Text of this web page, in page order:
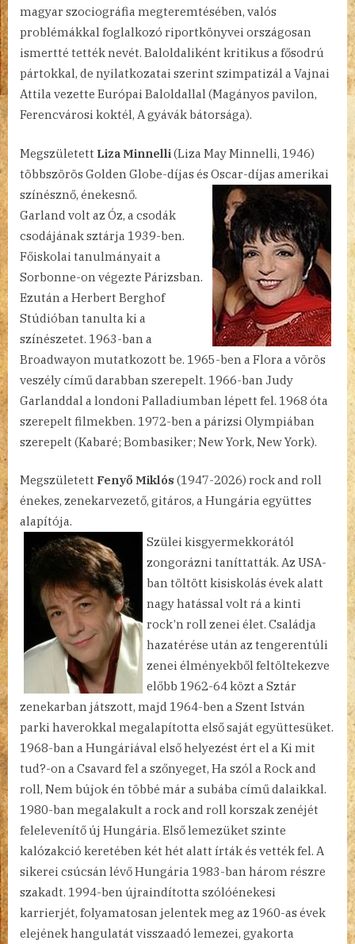
magyar szociográfia megteremtésében, valós
problémákkal foglalkozó riportkönyvei országosan
ismertté tették nevét. Baloldaliként kritikus a fősodrú
pártokkal, de nyilatkozatai szerint szimpatizál a Vajnai
Attila vezette Európai Baloldallal (Magányos pavilon,
Ferencvárosi koktél, A gyávák bátorsága).
Megszületett Liza Minnelli (Liza May Minnelli, 1946)
többszörös Golden Globe-díjas és Oscar-díjas amerikai
színésznő, énekesnő.
Garland volt az Óz, a csodák
csodájának sztárja 1939-ben.
Főiskolai tanulmányait a
Sorbonne-on végezte Párizsban.
Ezután a Herbert Berghof
Stúdióban tanulta ki a
színészetet. 1963-ban a
Broadwayon mutatkozott be. 1965-ben a Flora a vörös
veszély című darabban szerepelt. 1966-ban Judy
Garlanddal a londoni Palladiumban lépett fel. 1968 óta
szerepelt filmekben. 1972-ben a párizsi Olympiában
szerepelt (Kabaré; Bombasiker; New York, New York).
Megszületett Fenyő Miklós (1947-2026) rock and roll
énekes, zenekarvezető, gitáros, a Hungária együttes
alapítója.
Szülei kisgyermekkorától
zongorázni taníttatták. Az USA-
ban töltött kisiskolás évek alatt
nagy hatással volt rá a kinti
rock’n roll zenei élet. Családja
hazatérése után az tengerentúli
zenei élményekből feltöltekezve
előbb 1962-64 közt a Sztár
zenekarban játszott, majd 1964-ben a Szent István
parki haverokkal megalapította első saját együttesüket.
1968-ban a Hungáriával első helyezést ért el a Ki mit
tud?-on a Csavard fel a szőnyeget, Ha szól a Rock and
roll, Nem bújok én többé már a subába című dalaikkal.
1980-ban megalakult a rock and roll korszak zenéjét
felelevenítő új Hungária. Első lemezüket szinte
kalózakció keretében két hét alatt írták és vették fel. A
sikerei csúcsán lévő Hungária 1983-ban három részre
szakadt. 1994-ben újraindította szólóénekesi
karrierjét, folyamatosan jelentek meg az 1960-as évek
elejének hangulatát visszaadó lemezei, gyakorta